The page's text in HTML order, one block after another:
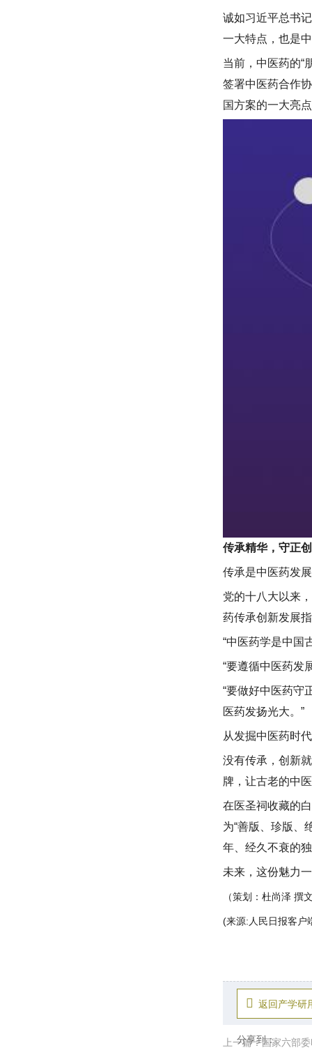
诚如习近平总书
一大特点，也是
当前，中医药的“
签署中医药合作
国方案的一大亮
传承精华，守正
传承是中医药发
党的十八大以来
药传承创新发展
“中医药学是中国
“要遵循中医药发
“要做好中医药守
医药发扬光大。”
从发掘中医药时
没有传承，创新
牌，让古老的中
在医圣祠收藏的
为“善版、珍版、
年、经久不衰的
未来，这份魅力
（策划：杜尚泽 撰
(来源:人民日报客户
返回产学研
分享到：
上一篇：国家六部